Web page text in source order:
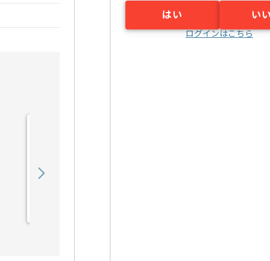
はい い
ログインはこちら